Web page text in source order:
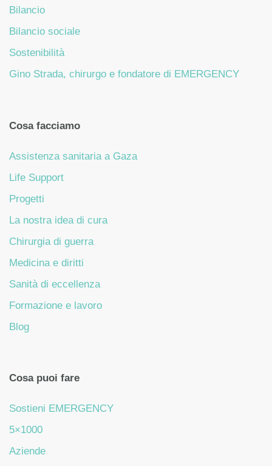
Bilancio
Bilancio sociale
Sostenibilità
Gino Strada, chirurgo e fondatore di EMERGENCY
Cosa facciamo
Assistenza sanitaria a Gaza
Life Support
Progetti
La nostra idea di cura
Chirurgia di guerra
Medicina e diritti
Sanità di eccellenza
Formazione e lavoro
Blog
Cosa puoi fare
Sostieni EMERGENCY
5×1000
Aziende